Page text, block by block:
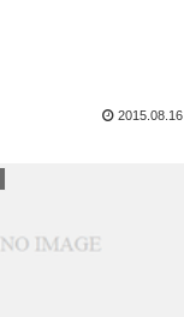
2015.08.16